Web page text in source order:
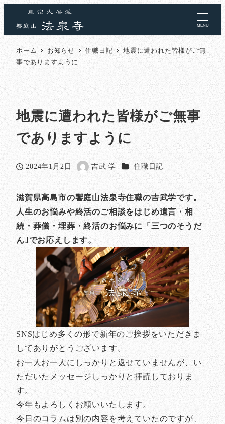
MENU
ホーム お知らせ 住職日記
地震に遭われた皆様がご無
事でありますように
地震に遭われた皆様がご無事
でありますように
投稿日
2024年1月2日
著
吉武 学 カテゴリー
住職日記
滋賀県高島市の饗庭山法泉寺住職の吉武学です。
人生のお悩みや終活のご相談をはじめ遺言・相
続・葬儀・埋葬・終活のお悩みに「三つのそうだ
ん｣でお応えします。
SNSはじめ多くの形で新年のご挨拶をいただきま
してありがとうございます。
お一人お一人にしっかりと返せていませんが、い
ただいたメッセージしっかりと拝読しておりま
す。
今年もよろしくお願いいたします。
今日のコラムは別の内容を考えていたのですが、